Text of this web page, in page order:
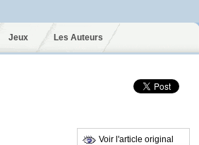
Jeux Les Auteurs
Voir l'article original